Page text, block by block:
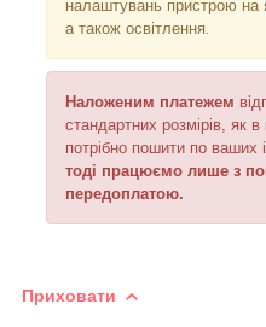
налаштувань пристрою на
а також освітлення
Наложеним платежем
стандартних розмірів, як
потрібно пошити по ваших
тоді працюємо лише з
передоплатою.
Приховати